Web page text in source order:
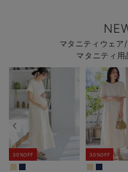
マタニティウェ
マタニティ用
30%OFF 30%OFF